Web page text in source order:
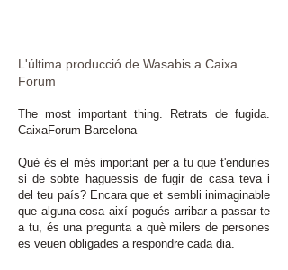
L'última producció de Wasabis a Caixa
Forum
The most important thing. Retrats de fugida.
CaixaForum Barcelona
Què és el més important per a tu que t'enduries
si de sobte haguessis de fugir de casa teva i
del teu país? Encara que et sembli inimaginable
que alguna cosa així pogués arribar a passar-te
a tu, és una pregunta a què milers de persones
es veuen obligades a respondre cada dia.